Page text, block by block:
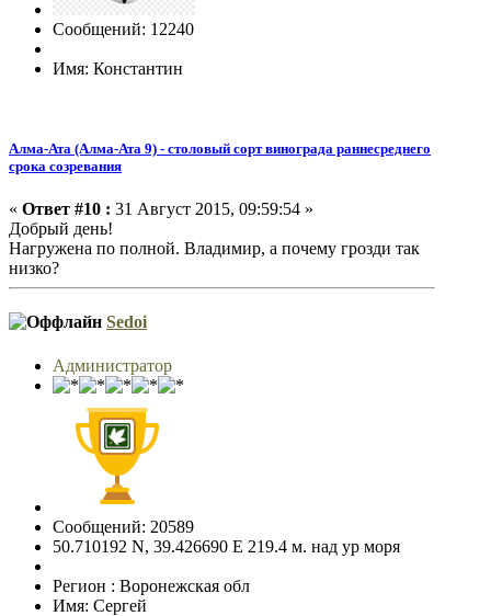
Сообщений: 12240
Имя: Константин
Алма-Ата (Алма-Ата 9) - столовый сорт винограда раннесреднего
срока созревания
« Ответ #10 : 31 Август 2015, 09:59:54 »
Добрый день!
Нагружена по полной. Владимир, а почему грозди так
низко?
Sedoi
Администратор
Сообщений: 20589
50.710192 N, 39.426690 E 219.4 м. над ур моря
Регион : Воронежская обл
Имя: Сергей